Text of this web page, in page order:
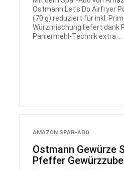
Ostmann Let’s Do Airfryer
(70 g) reduziert für inkl.
Würzmischung liefert dank
Paniermehl‑Technik extra ...
AMAZON SPAR-ABO
Ostmann Gewürze
Pfeffer